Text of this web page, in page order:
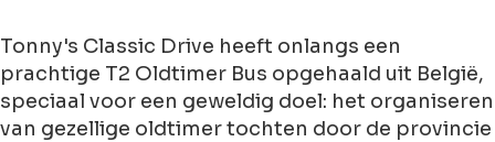
Tonny's Classic Drive heeft onlangs een
prachtige T2 Oldtimer Bus opgehaald uit België,
speciaal voor een geweldig doel: het organiseren
van gezellige oldtimer tochten door de provincie